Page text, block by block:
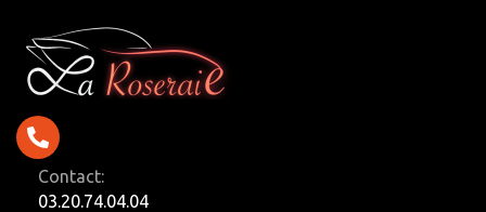
Contact:
03.20.74.04.04